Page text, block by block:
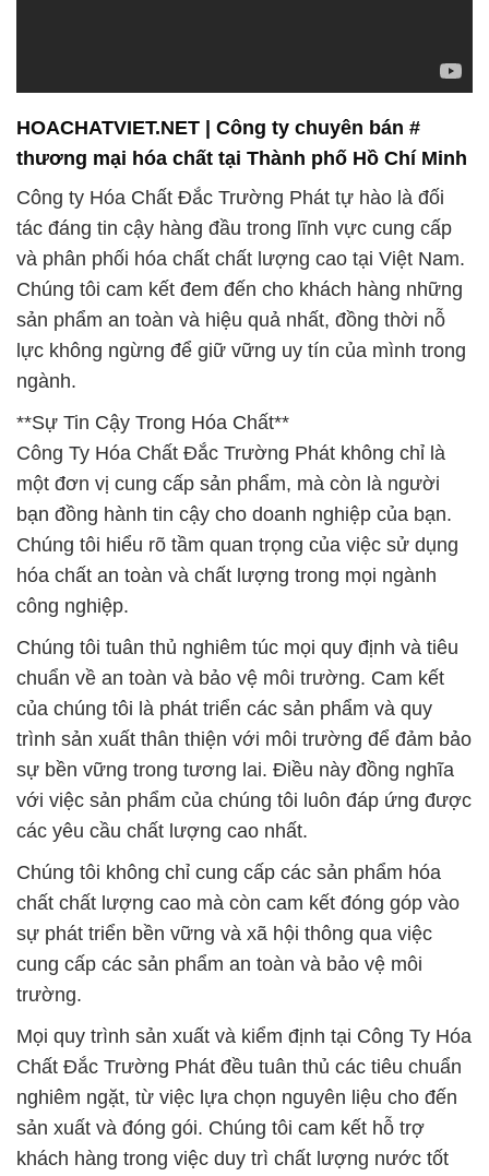
lực không ngừng để giữ vững uy tín của mình trong
**Sự Tin Cậy Trong Hóa Chất**
Công Ty Hóa Chất Đắc Trường Phát không chỉ là
một đơn vị cung cấp sản phẩm, mà còn là người
bạn đồng hành tin cậy cho doanh nghiệp của bạn.
Chúng tôi hiểu rõ tầm quan trọng của việc sử dụng
hóa chất an toàn và chất lượng trong mọi ngành
công nghiệp.
Chúng tôi tuân thủ nghiêm túc mọi quy định và tiêu
chuẩn về an toàn và bảo vệ môi trường. Cam kết
của chúng tôi là phát triển các sản phẩm và quy
trình sản xuất thân thiện với môi trường để đảm bảo
sự bền vững trong tương lai. Điều này đồng nghĩa
với việc sản phẩm của chúng tôi luôn đáp ứng được
các yêu cầu chất lượng cao nhất.
Chúng tôi không chỉ cung cấp các sản phẩm hóa
chất chất lượng cao mà còn cam kết đóng góp vào
sự phát triển bền vững và xã hội thông qua việc
cung cấp các sản phẩm an toàn và bảo vệ môi
trường.
Mọi quy trình sản xuất và kiểm định tại Công Ty Hóa
Chất Đắc Trường Phát đều tuân thủ các tiêu chuẩn
nghiêm ngặt, từ việc lựa chọn nguyên liệu cho đến
sản xuất và đóng gói. Chúng tôi cam kết hỗ trợ
khách hàng trong việc duy trì chất lượng nước tốt
nhất cho nhiều mục đích sử dụng khác nhau.
Công ty Hóa Chất Đắc Trường Phát đã và đang
cung cấp các sản phẩm hóa chất đạt chuẩn và chất
lượng, hỗ trợ việc sản xuất thực phẩm an toàn và
ngon miệng. Chất lượng và hiệu suất của các sản
phẩm này đã được kiểm định và đã tạo ra những
công trình ấn tượng trên toàn quốc.
Hãy liên hệ với chúng tôi để biết thêm chi tiết về sản